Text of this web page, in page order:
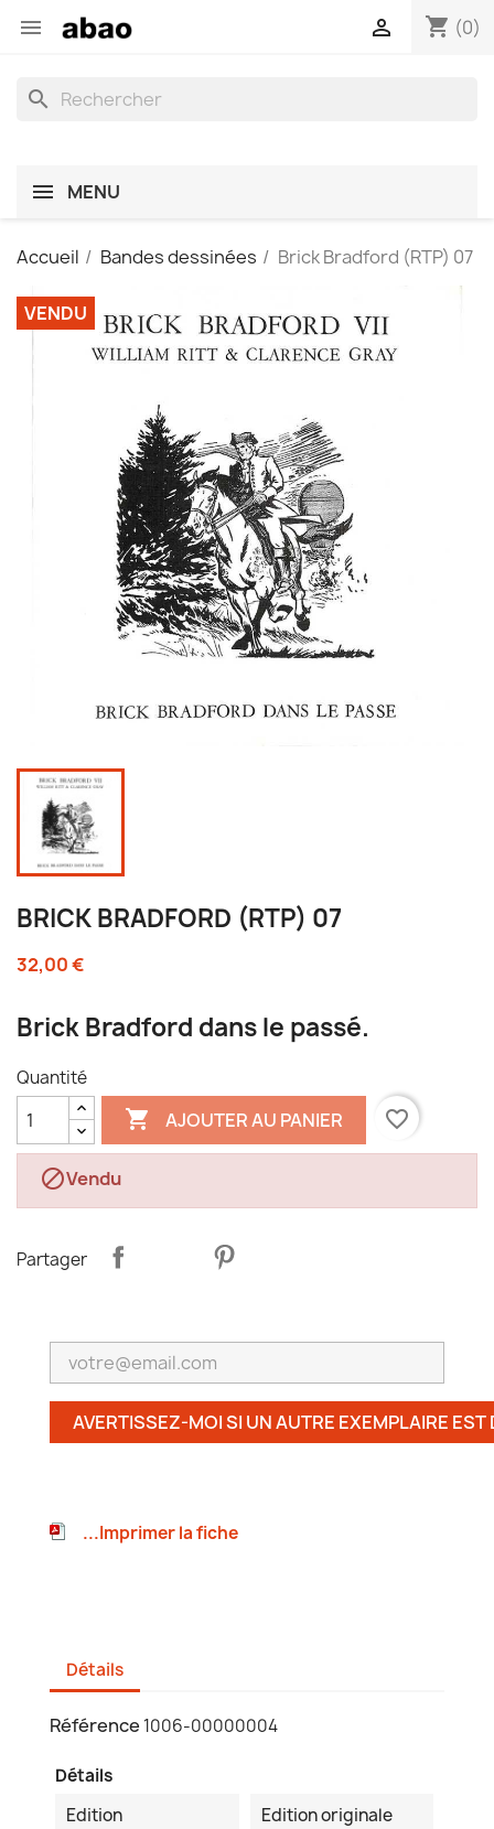
 shopping_cart (0)

search
MENU
Accueil Bandes dessinées Brick Bradford (RTP) 07
VENDU
BRICK BRADFORD (RTP) 07
32,00 €
Brick Bradford dans le passé.
Quantité
 AJOUTER AU PANIER favorite_border
Vendu
Partager
AVERTISSEZ-MOI SI UN AUTRE EXEMPLAIRE EST
...Imprimer la fiche
Détails
Référence 1006-00000004
Détails
Edition
Edition originale